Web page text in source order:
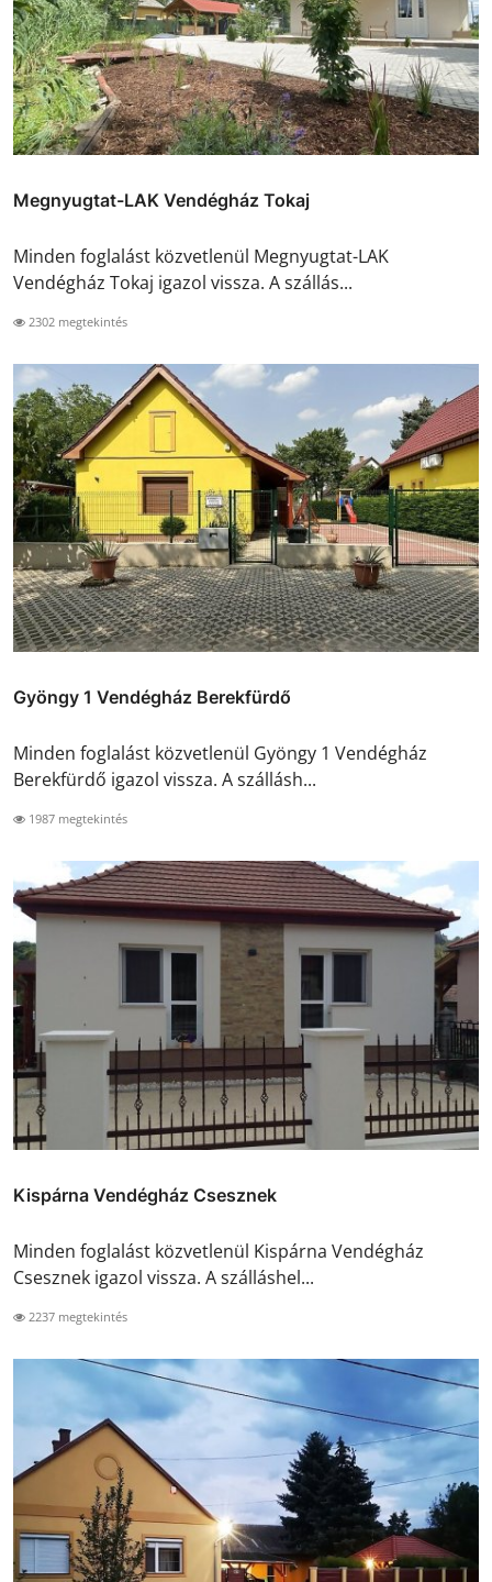
Megnyugtat-LAK Vendégház Tokaj
Minden foglalást közvetlenül Megnyugtat-LAK
Vendégház Tokaj igazol vissza. A szállás...
2302 megtekintés
Gyöngy 1 Vendégház Berekfürdő
Minden foglalást közvetlenül Gyöngy 1 Vendégház
Berekfürdő igazol vissza. A szállásh...
1987 megtekintés
Kispárna Vendégház Csesznek
Minden foglalást közvetlenül Kispárna Vendégház
Csesznek igazol vissza. A szálláshel...
2237 megtekintés